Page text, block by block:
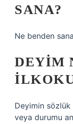
SANA?
Ne benden
DEYIM
Deyimin sözlük
veya durumu